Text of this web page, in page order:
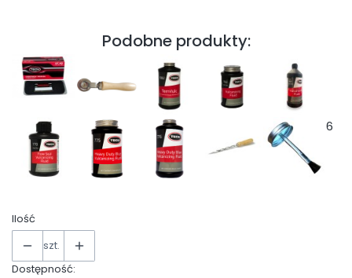
Podobne produkty:
6
Ilość
szt.
Dostępność: